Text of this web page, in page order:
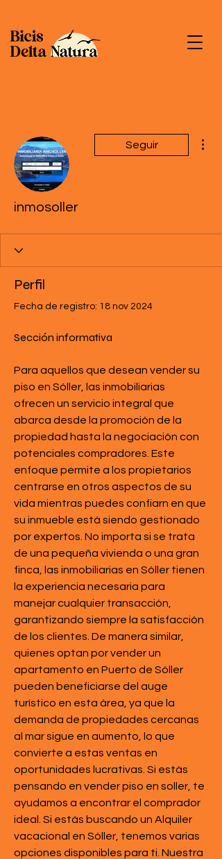
Seguir
inmosoller
Perfil
Fecha de registro: 18 nov 2024
Sección informativa
Para aquellos que desean vender su
piso en Sóller, las inmobiliarias
ofrecen un servicio integral que
abarca desde la promoción de la
propiedad hasta la negociación con
potenciales compradores. Este
enfoque permite a los propietarios
centrarse en otros aspectos de su
vida mientras puedes confiarn en que
su inmueble está siendo gestionado
por expertos. No importa si se trata
de una pequeña vivienda o una gran
finca, las inmobiliarias en Sóller tienen
la experiencia necesaria para
manejar cualquier transacción,
garantizando siempre la satisfacción
de los clientes. De manera similar,
quienes optan por vender un
apartamento en Puerto de Sóller
pueden beneficiarse del auge
turístico en esta área, ya que la
demanda de propiedades cercanas
al mar sigue en aumento, lo que
convierte a estas ventas en
oportunidades lucrativas. Si estás
pensando en vender piso en soller, te
ayudamos a encontrar el comprador
ideal. Si estás buscando un Alquiler
vacacional en Sóller, tenemos varias
opciones disponibles para ti. Nuestra